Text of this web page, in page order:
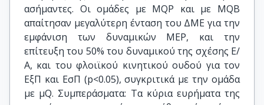
ασήμαντες. Οι ομάδες με ΜQΡ και με ΜQΒ
απαίτησαν μεγαλύτερη ένταση του ΔΜΕ για την
εμφάνιση των δυναμικών ΜΕΡ, και την
επίτευξη του 50% του δυναμικού της σχέσης Ε/
Α, και του φλοιϊκού κινητικού ουδού για τον
ΕξΠ και ΕσΠ (p<0.05), συγκριτικά με την ομάδα
με μQ. Συμπεράσματα: Τα κύρια ευρήματα της